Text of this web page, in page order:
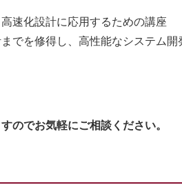
速化設計に応用するための講座
でを修得し、高性能なシステム開
のでお気軽にご相談ください。